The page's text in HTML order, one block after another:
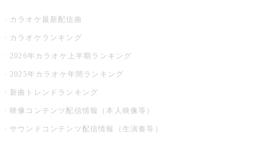
カラオケ最新配信曲
カラオケランキング
2026年カラオケ上半期ランキング
2025年カラオケ年間ランキング
新曲トレンドランキング
映像コンテンツ配信情報（本人映像等）
サウンドコンテンツ配信情報（生演奏等）